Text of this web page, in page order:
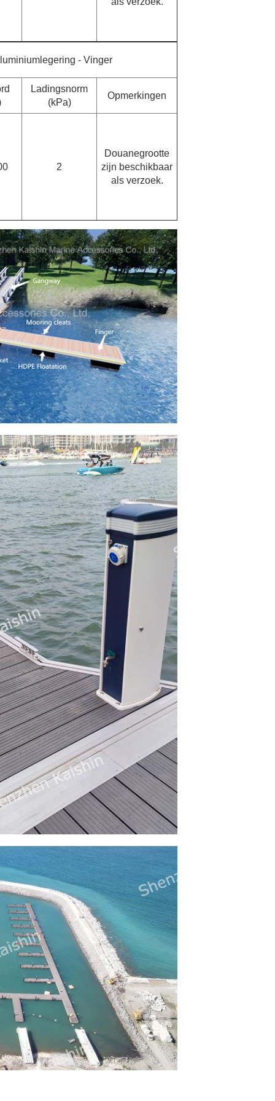
- Vinger
Ladingsnorm
(kPa)
Opmerkingen
2
Douanegrootte
zijn beschikbaar
als verzoek.